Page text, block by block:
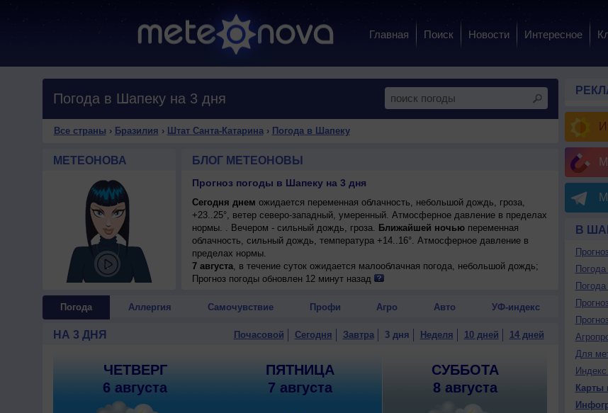
Главная Поиск Новости Интересное
Погода в Шапеку на 3 дня
Все страны › Бразилия › Штат Санта-Катарина› Погода в Шапеку
МЕТЕОНОВА БЛОГ МЕТЕОНОВЫ
Прогноз погоды в Шапеку на 3 дня
Сегодня днем ожидается переменная облачность, небольшой дождь, гроза,
+23..25°, ветер северо-западный, умеренный. Атмосферное давление в пределах
нормы. . Вечером - сильный дождь, гроза. Ближайшей ночьюпеременная
облачность, сильный дождь, температура +14..16°. Атмосферное давление в
пределах нормы.
7 августа, в течение суток ожидается малооблачная погода, небольшой дождь;
ночью +14..16°, днем +16..18°, ветер слабый.
Прогноз погоды обновлен 12 минут назад
Погода Аллергия Самочувствие Профи Агро Авто УФ-индекс
НА 3 ДНЯ Почасовой Сегодня Завтра 3 дня Неделя 10 дней 14 дней
ЧЕТВЕРГ
6 августа
ПЯТНИЦА
7 августа
СУББОТА
8 августа
В
Погода
Для
Карты